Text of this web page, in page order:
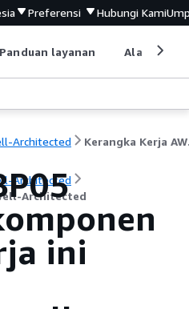
Preferensi Hubungi Kami
Panduan layanan Alat
Architected
Architected
Architected
ini